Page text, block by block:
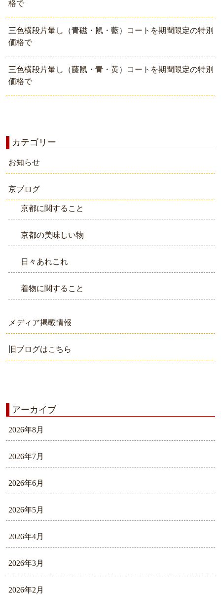
格で
三色横段片暈し（青磁・鼠・藍）コートを期間限定の特別
価格で
三色横段片暈し（藤鼠・青・黄）コートを期間限定の特別
価格で
カテゴリー
お知らせ
京ブログ
京都に関すること
京都の美味しい物
日々あれこれ
着物に関すること
メディア掲載情報
旧ブログはこちら
アーカイブ
2026年8月
2026年7月
2026年6月
2026年5月
2026年4月
2026年3月
2026年2月